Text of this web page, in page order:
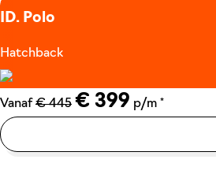
ID. Polo
Hatchback
Vanaf € 445 € 399 p/m *